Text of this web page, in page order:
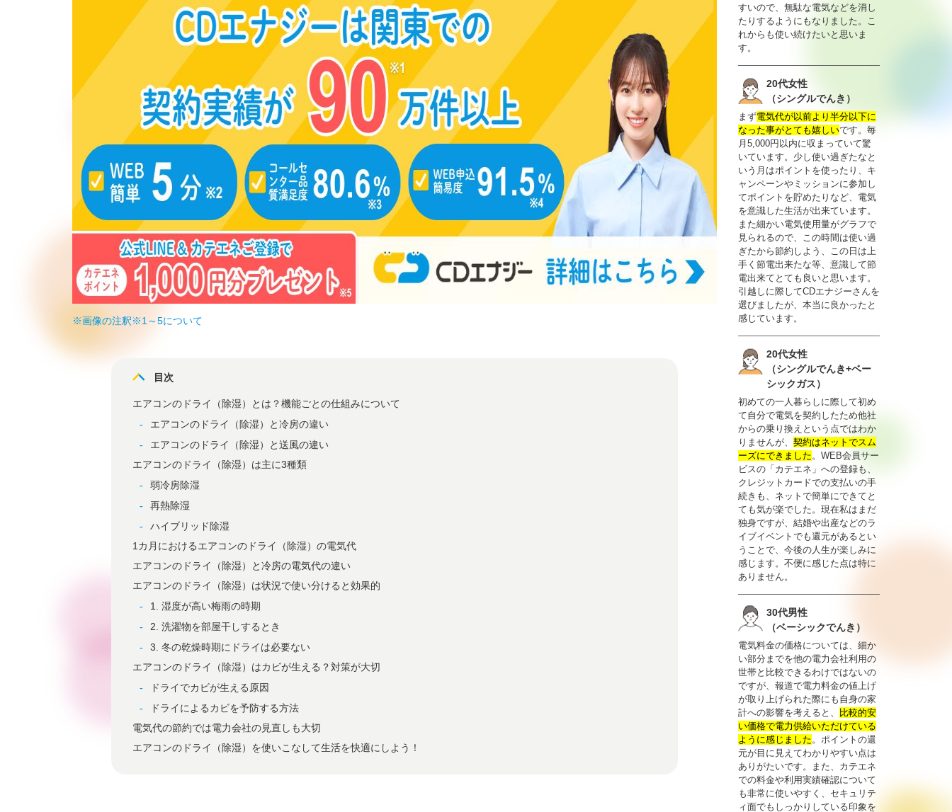
※画像の注釈※1～5について
目次
エアコンのドライ（除湿）とは？機能ごとの仕組みについて
エアコンのドライ（除湿）と冷房の違い
エアコンのドライ（除湿）と送風の違い
エアコンのドライ（除湿）は主に3種類
弱冷房除湿
再熱除湿
ハイブリッド除湿
1カ月におけるエアコンのドライ（除湿）の電気代
エアコンのドライ（除湿）と冷房の電気代の違い
エアコンのドライ（除湿）は状況で使い分けると効果的
1. 湿度が高い梅雨の時期
2. 洗濯物を部屋干しするとき
3. 冬の乾燥時期にドライは必要ない
エアコンのドライ（除湿）はカビが生える？対策が大切
ドライでカビが生える原因
ドライによるカビを予防する方法
電気代の節約では電力会社の見直しも大切
エアコンのドライ（除湿）を使いこなして生活を快適にしよう！
すいので、無駄な電気などを消し
たりするようにもなりました。こ
れからも使い続けたいと思いま
す。
20代女性
（シングルでんき）
まず電気代が以前より半分以下に
なった事がとても嬉しいです。毎
月5,000円以内に収まっていて驚
いています。少し使い過ぎたなと
いう月はポイントを使ったり、キ
ャンペーンやミッションに参加し
てポイントを貯めたりなど、電気
を意識した生活が出来ています。
また細かい電気使用量がグラフで
見られるので、この時間は使い過
ぎたから節約しよう、この日は上
手く節電出来たな等、意識して節
電出来てとても良いと思います。
引越しに際してCDエナジーさんを
選びましたが、本当に良かったと
感じています。
20代女性
（シングルでんき+ベー
シックガス）
初めての一人暮らしに際して初め
て自分で電気を契約したため他社
からの乗り換えという点ではわか
りませんが、 契約はネットでスム
ーズにできました。WEB会員サー
ビスの「カテエネ」への登録も、
クレジットカードでの支払いの手
続きも、ネットで簡単にできてと
ても気が楽でした。現在私はまだ
独身ですが、結婚や出産などのラ
イブイベントでも還元があるとい
うことで、今後の人生が楽しみに
感じます。不便に感じた点は特に
ありません。
30代男性
（ベーシックでんき）
電気料金の価格については、細か
い部分までを他の電力会社利用の
世帯と比較できるわけではないの
ですが、報道で電力料金の値上げ
が取り上げられた際にも自身の家
計への影響を考えると、
比較的安
い価格で電力供給いただけている
ように感じました。ポイントの還
元が目に見えてわかりやすい点は
ありがたいです。また、カテエネ
での料金や利用実績確認について
も非常に使いやすく、セキュリテ
ィ面でもしっかりしている印象を